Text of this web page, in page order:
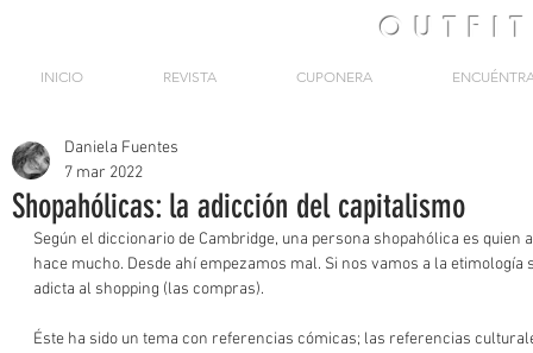
OUTFIT
INICIO REVISTA CUPONERA
Shopahólicas: la adicción del capitalismo
Daniela Fuentes
7 mar 2022
Según el diccionario de Cambridge, una persona shopahólica es
hace mucho. Desde ahí empezamos mal. Si nos vamos a la
adicta al shopping (las compras).
Éste ha sido un tema con referencias cómicas; las referencias